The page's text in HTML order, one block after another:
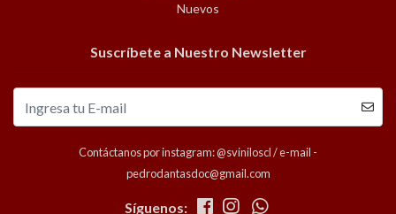
Nuevos
Suscríbete a Nuestro Newsletter
Contáctanos por instagram: @sviniloscl / e-mail -
pedrodantasdoc@gmail.com
Síguenos: